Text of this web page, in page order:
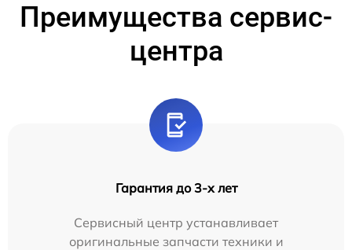
Преимущества сервис-
центра
Гарантия до 3-х лет
Сервисный центр устанавливает
оригинальные запчасти техники и